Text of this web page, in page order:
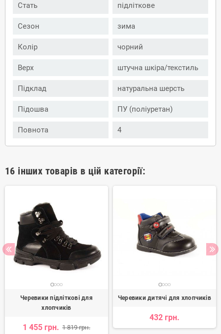
Стать підліткове
Сезон зима
Колір чорний
Верх штучна шкіра/текстиль
Підклад натуральна шерсть
Підошва ПУ (поліуретан)
Повнота 4
16 інших товарів в цій категорії:
Черевики підліткові для
хлопчиків
1 455 грн. 1 819 грн.
Черевики дитячі для хлопчиків
432 грн.